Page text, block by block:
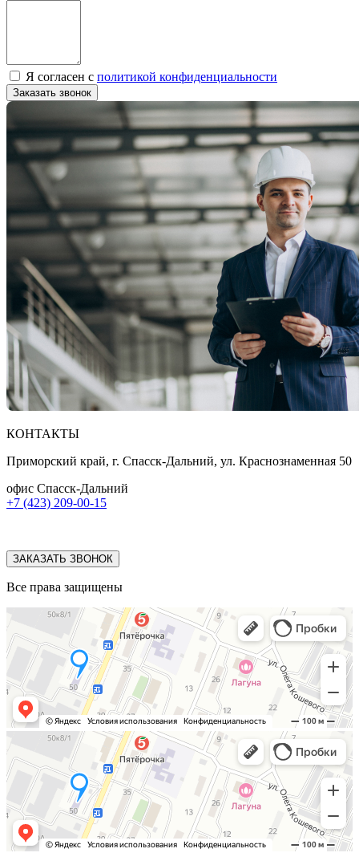
Я согласен с политикой конфиденциальности
Заказать звонок
КОНТАКТЫ
Приморский край, г. Спасск-Дальний, ул. Краснознаменная 50
офис Спасск-Дальний
+7 (423) 209-00-15
ЗАКАЗАТЬ ЗВОНОК
Все права защищены